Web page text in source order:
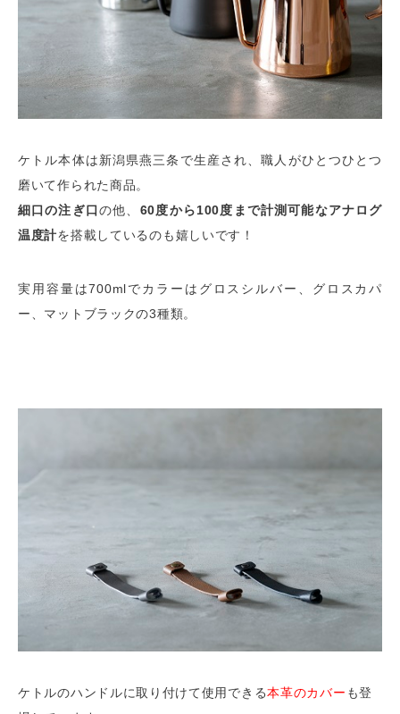
ケトル本体は新潟県燕三条で生産され、職人がひとつひとつ
磨いて作られた商品。
細口の注ぎ口の他、 60度から100度まで計測可能なアナログ
温度計を搭載しているのも嬉しいです！
実用容量は700mlでカラーはグロスシルバー、グロスカパ
ー、マットブラックの3種類。
ケトルのハンドルに取り付けて使用できる本革のカバー も登